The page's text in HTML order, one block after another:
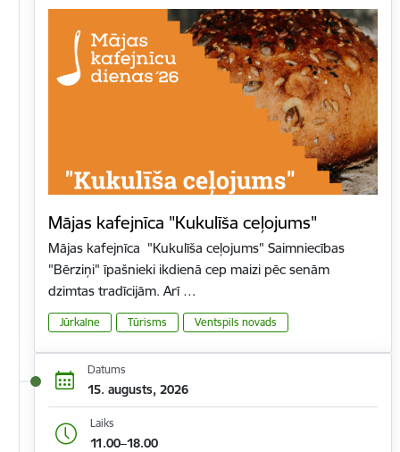
Mājas kafejnīca "Kukulīša ceļojums"
Mājas kafejnīca "Kukulīša ceļojums" Saimniecības
"Bērziņi" īpašnieki ikdienā cep maizi pēc senām
dzimtas tradīcijām. Arī …
Jūrkalne Tūrisms Ventspils novads
Datums
15. augusts, 2026
Laiks
11.00–18.00